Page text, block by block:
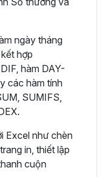
ngày tháng
hợp
hàm DAY-
các hàm tính
SUMIFS,
Excel như chèn
in, thiết lập
cuộn